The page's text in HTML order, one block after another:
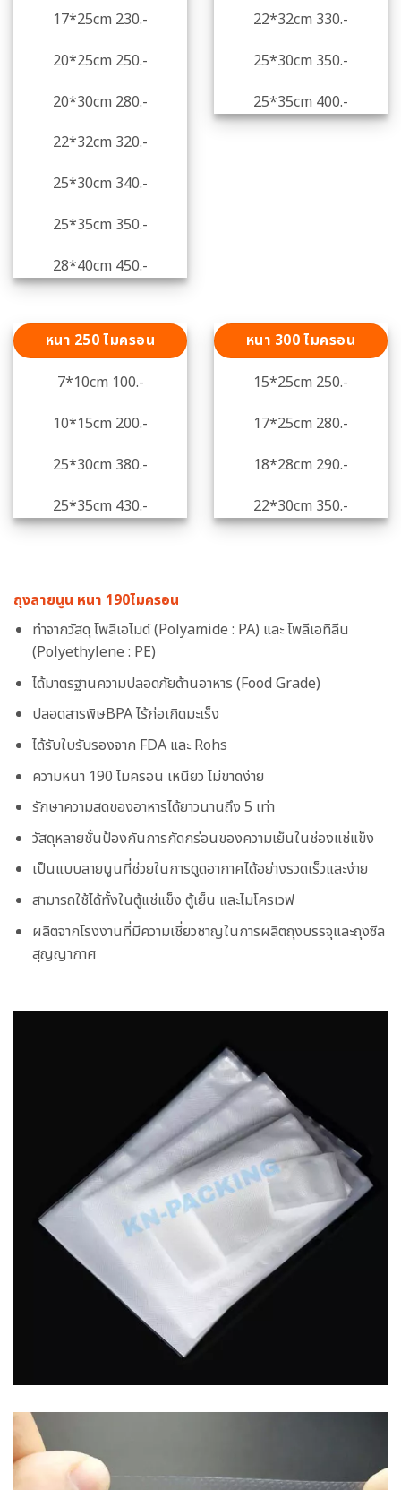
17*25cm 230.-
20*25cm 250.-
20*30cm 280.-
22*32cm 320.-
25*30cm 340.-
25*35cm 350.-
28*40cm 450.-
22*32cm 330.-
25*30cm 350.-
25*35cm 400.-
หนา 250 ไมครอน
7*10cm 100.-
10*15cm 200.-
25*30cm 380.-
25*35cm 430.-
หนา 300 ไมครอน
15*25cm 250.-
17*25cm 280.-
18*28cm 290.-
22*30cm 350.-
ถุงลายนูน หนา 190ไมครอน
ทำจากวัสดุ โพลีเอไมด์ (Polyamide : PA) และ โพลีเอทิลีน
(Polyethylene : PE)
ได้มาตรฐานความปลอดภัยด้านอาหาร (Food Grade)
ปลอดสารพิษBPA ไร้ก่อเกิดมะเร็ง
ได้รับใบรับรองจาก FDA และ Rohs
ความหนา 190 ไมครอน เหนียว ไม่ขาดง่าย
รักษาความสดของอาหารได้ยาวนานถึง 5 เท่า
วัสดุหลายชั้นป้องกันการกัดกร่อนของความเย็นในช่องแช่แข็ง
เป็นแบบลายนูนที่ช่วยในการดูดอากาศได้อย่างรวดเร็วและง่าย
สามารถใช้ได้ทั้งในตู้แช่แข็ง ตู้เย็น และไมโครเวฟ
ผลิตจากโรงงานที่มีความเชี่ยวชาญในการผลิตถุงบรรจุและถุงซีล
สุญญากาศ